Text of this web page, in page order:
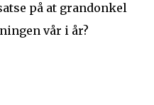
på at grandonkel
vår i år?